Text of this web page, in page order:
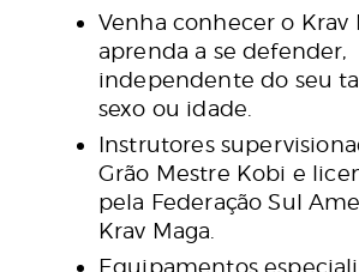
Venha conhecer o Krav
aprenda a se defender,
independente do seu
sexo ou idade.
Instrutores
Grão Mestre Kobi e
pela Federação Sul
Krav Maga.
Equipamentos